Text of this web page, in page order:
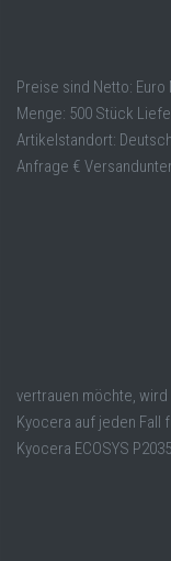
Preise sind Netto:
Menge: 500 Stück
Artikelstandort:
Anfrage €
vertrauen möchte,
Kyocera auf jeden Fall
Kyocera ECOSYS